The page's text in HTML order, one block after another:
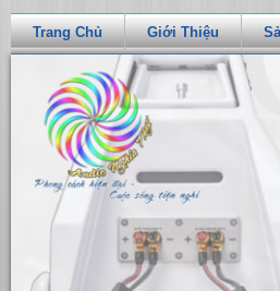
Trang Chủ Giới Thiệu